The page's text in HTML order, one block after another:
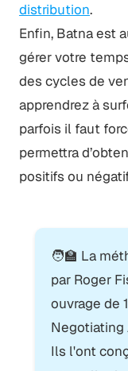
distribution.
Enfin, Batna est
gérer votre
des cycles de
apprendrez à
parfois il faut
permettra
positifs ou
🧑‍🏫 La
par Roger
ouvrage de
Negotiating
Ils l'ont